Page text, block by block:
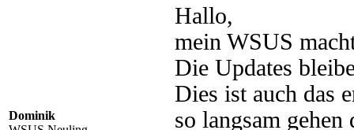
Dominik
Hallo,
mein WSUS
Die Updates
Dies ist auch das
so langsam